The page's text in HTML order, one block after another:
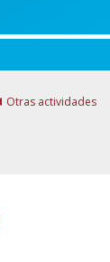
Otras actividades